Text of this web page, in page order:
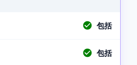
包括
包括